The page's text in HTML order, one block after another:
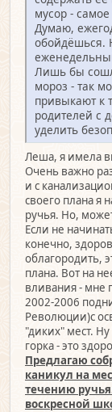
мусор - самое
Думаю,
обойдёшься.
Лишь бы
мороз - так
привыкают к
родителей с
уделить
Леша, я имела
Очень важно
и с
своего плана я
ручья. Но,
Если не
конечно,
облагородить,
плана. Вот на
вливания - мне
2002-2006
Революции)с
"диких" мест.
горка - это
Предлагаю
каникул на
течению
воскресной